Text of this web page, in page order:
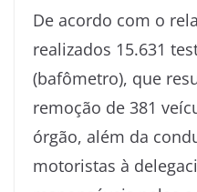
De acordo com o
realizados 15.631
(bafômetro), que
remoção de 381
órgão, além da
motoristas à